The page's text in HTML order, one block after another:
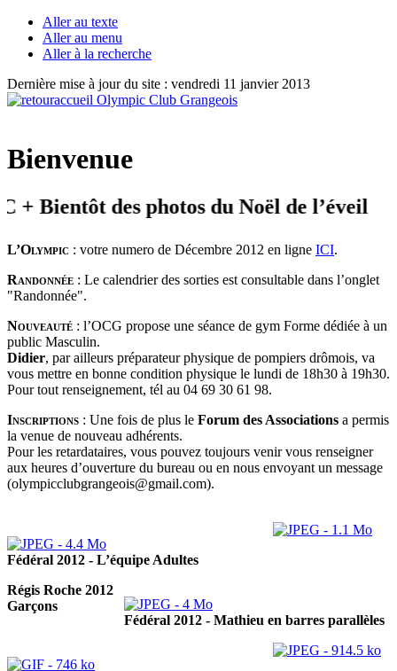
Aller au texte
Aller au menu
Aller à la recherche
Dernière mise à jour du site : vendredi 11 janvier 2013
Bienvenue
des photos du Noël de l’éveil
L’Olympic : votre numero de Décembre 2012 en ligne ICI.
Randonnée : Le calendrier des sorties est consultable dans l’onglet
"Randonnée".
Nouveauté : l’OCG propose une séance de gym Forme dédiée à un
public Masculin.
Didier, par ailleurs préparateur physique de pompiers drômois, va
vous mettre en bonne condition physique le lundi de 18h30 à 19h30.
Pour tout renseignement, tél au 04 69 30 61 98.
Inscriptions : Une fois de plus le Forum des Associations a permis
la venue de nouveau adhérents.
Pour les retardataires, vous pouvez toujours venir vous renseigner
aux heures d’ouverture du bureau ou en nous envoyant un message
(olympicclubgrangeois@gmail.com).
Fédéral 2012 - L’équipe Adultes
Fédéral 2012 - Mathieu en barres parallèles
Régis Roche 2012
Garçons